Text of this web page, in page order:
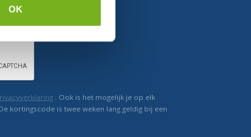
OK
direct korting
. Ook is het mogelijk je op elk
kortingscode is twee weken lang geldig bij een